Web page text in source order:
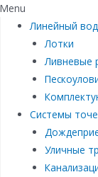
Menu
Линейный
Лотки
Ливневые
Системы
Уличные